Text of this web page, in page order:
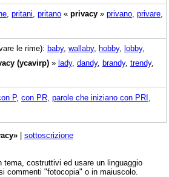
pritani pritano « privacy » privano privare
le rime): baby, wallaby, hobby, lobby,
(ycavirp) » lady, dandy, brandy, trendy,
P, con PR parole che iniziano con PRI
| sottoscrizione
tema, costruttivi ed usare un linguaggio
commenti "fotocopia" o in maiuscolo.